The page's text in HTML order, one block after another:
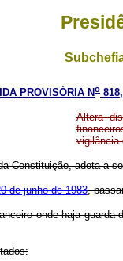
PROVISÓRIA No
Altera
vigilância
Constituição, adota a
de junho de 1983,
onde haja